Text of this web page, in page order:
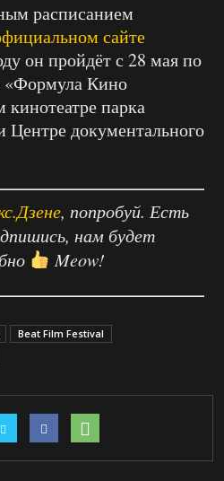
расписанием
сайте
он пройдёт с 28 мая по
«Формула Кино
парка
Центре документального
, попробуй. Есть
нам будет
Meow!
Beat Film Festival